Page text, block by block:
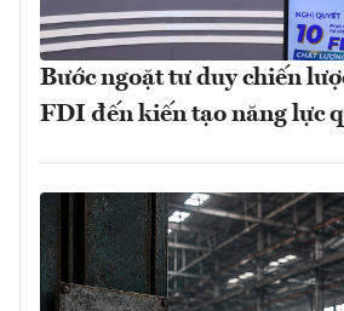
Bước ngoặt tư duy chiến
FDI đến kiến tạo năng lực